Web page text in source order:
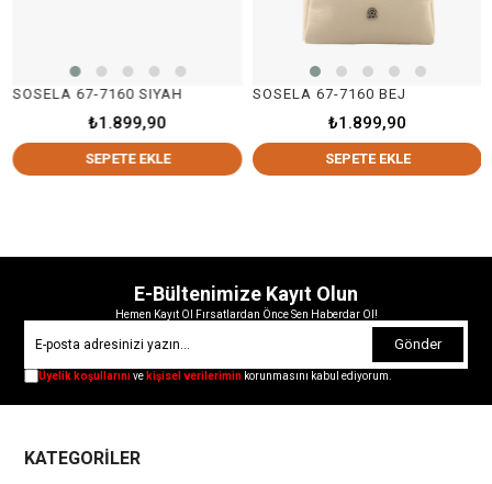
SOSELA 67-7160 SIYAH
₺1.899,90
SEPETE EKLE
SOSELA 67-7160 BEJ
₺1.899,90
SEPETE EKLE
E-Bültenimize Kayıt Olun
Hemen Kayıt Ol Fırsatlardan Önce Sen Haberdar Ol!
Gönder
Üyelik koşullarınıve kişisel verilerimin korunmasını kabul ediyorum.
KATEGORİLER